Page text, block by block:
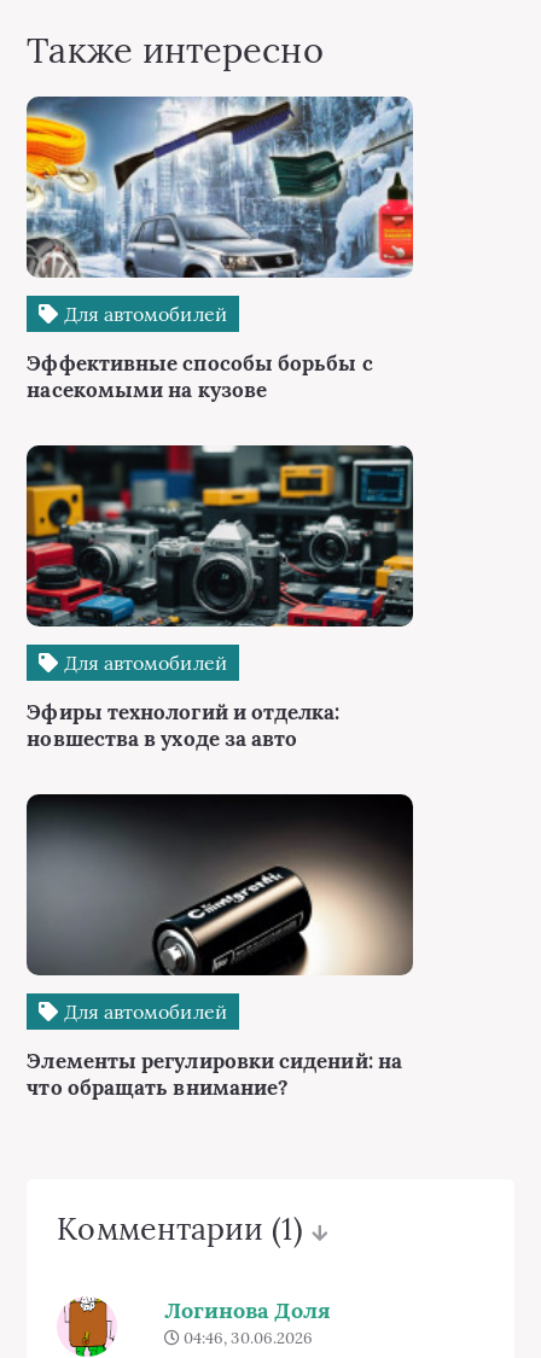
Также интересно
Для автомобилей
Эффективные способы борьбы с
насекомыми на кузове
Для автомобилей
Эфиры технологий и отделка:
новшества в уходе за авто
Для автомобилей
Элементы регулировки сидений: на
что обращать внимание?
Комментарии (1)
Логинова Доля
04:46, 30.06.2026